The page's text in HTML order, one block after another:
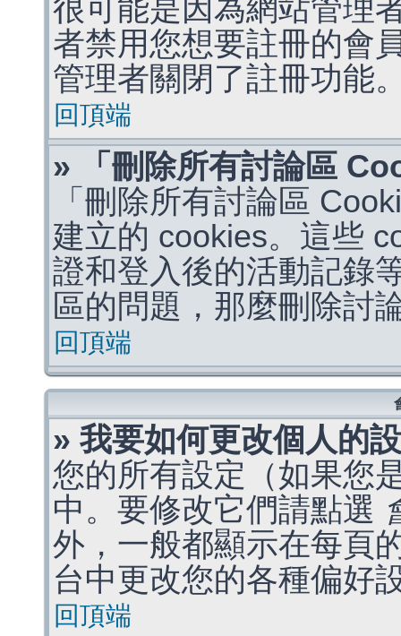
很可能是因為網站管理
者禁用您想要註冊的會
管理者關閉了註冊功能
回頂端
» 「刪除所有討論區
「刪除所有討論區
建立的 cookies。這些
證和登入後的活動記錄
區的問題，那麼刪除討
回頂端
» 我要如何更改個人的
您的所有設定（如果您
中。要修改它們請點選
外，一般都顯示在每頁
台中更改您的各種偏好
回頂端